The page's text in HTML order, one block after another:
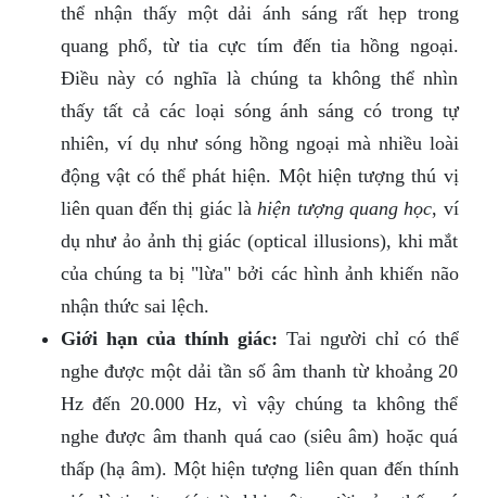
thể nhận thấy một dải ánh sáng rất hẹp trong
quang phổ, từ tia cực tím đến tia hồng ngoại.
Điều này có nghĩa là chúng ta không thể nhìn
thấy tất cả các loại sóng ánh sáng có trong tự
nhiên, ví dụ như sóng hồng ngoại mà nhiều loài
động vật có thể phát hiện. Một hiện tượng thú vị
liên quan đến thị giác làhiện tượng quang học, ví
dụ như ảo ảnh thị giác (optical illusions), khi mắt
của chúng ta bị "lừa" bởi các hình ảnh khiến não
nhận thức sai lệch.
Giới hạn của thính giác: Tai người chỉ có thể
nghe được một dải tần số âm thanh từ khoảng 20
Hz đến 20.000 Hz, vì vậy chúng ta không thể
nghe được âm thanh quá cao (siêu âm) hoặc quá
thấp (hạ âm). Một hiện tượng liên quan đến thính